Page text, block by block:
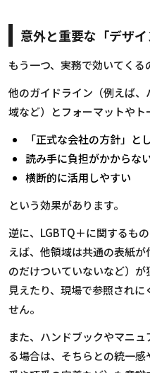
意外と重要な「デザイ
もう一つ、実務で効いてくる
他のガイドライン（例えば
域など）とフォーマットやト
「正式な会社の方針」と
読み手に負担がかからな
横断的に活用しやすい
という効果があります。
逆に、 LGBTQ＋に関するも
えば、他領域は共通の表紙が
のだけついていないなど）
見えたり、現場で参照され
せん。
また、ハンドブックやマニ
る場合は、そちらとの統一